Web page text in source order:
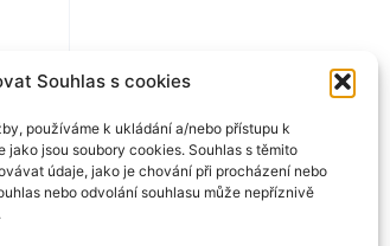
Souhlas s cookies
používáme k ukládání a/nebo přístupu k
jsou soubory cookies. Souhlas s těmito
údaje, jako je chování při procházení nebo
nebo odvolání souhlasu může nepříznivě